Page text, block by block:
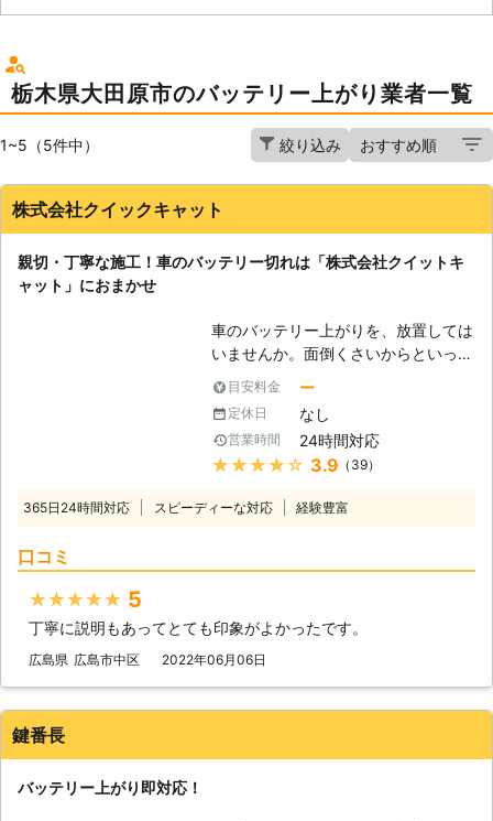
栃木県大田原市のバッテリー上がり業者一覧
1~5（5件中） 絞り込み
株式会社クイックキャット
親切・丁寧な施工！車のバッテリー切れは「株式会社クイットキ
ャット」におまかせ
車のバッテリー上がりを、放置しては
いませんか。面倒くさいからといって
バッテリー上がりを放置してしまう
と、タンク内のガソリンが固まって詰
まりを引き起こす恐れがあります。そ
のため、車のバッテリー上がりはすぐ
にでも解消する必要があるのです。
きは、「株式会社クイックキャット」
てしまったからです。車のエンジンは
バッテリー内の電気を利用して動きだ
目安料金 ー
定休日 なし
営業時間 24時間対応
★★★★★ 3.9 （39）
365日24時間対応 スピーディーな対応 経験豊富
口コミ
★★★★★ 5
丁寧に説明もあってとても印象がよかったです。
広島県 広島市中区 2022年06月06日
鍵番長
バッテリー上がり即対応！